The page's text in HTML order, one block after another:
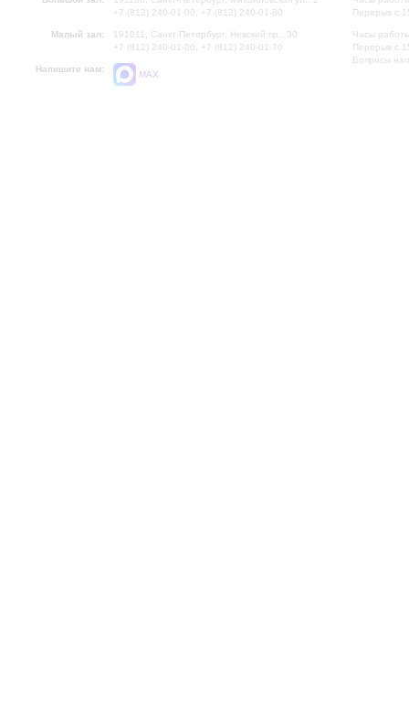
+7 (812) 240-01-00, +7 (812) 240-01-80
Малый зал:
191011, Санкт-Петербург, Невский пр., 30
+7 (812) 240-01-00, +7 (812) 240-01-70
Напишите нам:
MAX
Перерыв с
Часы
Перерыв с
Вопросы